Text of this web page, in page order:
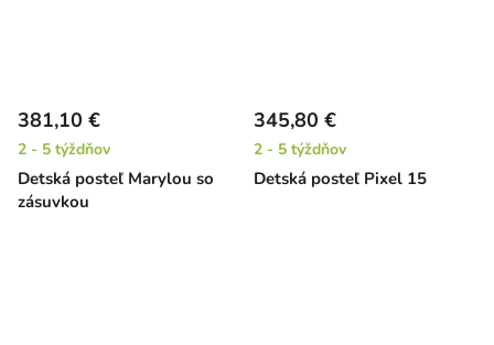
Detská posteľ Marylou so
zásuvkou
381,10 €
2 - 5 týždňov
Detská posteľ Pixel 15
345,80 €
2 - 5 týždňov